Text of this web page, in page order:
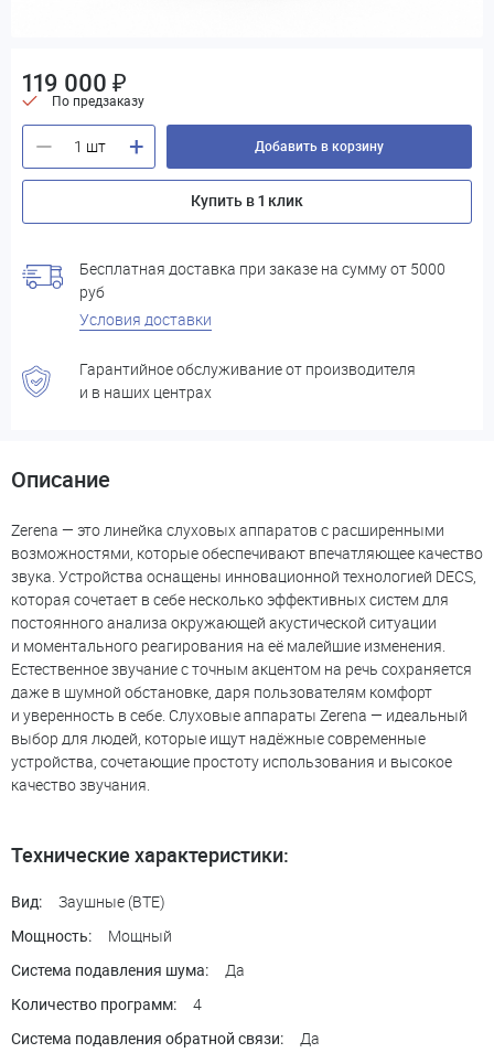
119 000 ₽
По предзаказу
— + Добавить в корзину
Купить в 1 клик
Бесплатная доставка при заказе на сумму от 5000
руб
Условия доставки
Гарантийное обслуживание от производителя
и в наших центрах
Описание
Zerena — это линейка слуховых аппаратов с расширенными
возможностями, которые обеспечивают впечатляющее качество
звука. Устройства оснащены инновационной технологией DECS,
которая сочетает в себе несколько эффективных систем для
постоянного анализа окружающей акустической ситуации
и моментального реагирования на её малейшие изменения.
Естественное звучание с точным акцентом на речь сохраняется
даже в шумной обстановке, даря пользователям комфорт
и уверенность в себе. Слуховые аппараты Zerena — идеальный
выбор для людей, которые ищут надёжные современные
устройства, сочетающие простоту использования и высокое
качество звучания.
Технические характеристики:
Вид: Заушные (BTE)
Мощность: Мощный
Система подавления шума: Да
Количество программ: 4
Система подавления обратной связи: Да